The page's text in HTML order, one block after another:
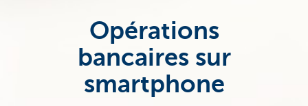
Opérations
bancaires sur
smartphone